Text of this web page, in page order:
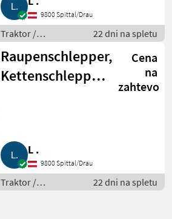
9800 Spittal/Drau
Traktor /
Standardni traktor
22 dni na spletu
Raupenschlepper,
Kettenschlepper
Cena
na
zahtevo
L .
9800 Spittal/Drau
Traktor /
Standardni traktor
22 dni na spletu